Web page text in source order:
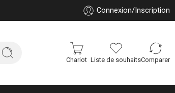
Connexion/Inscription
Chariot Liste de souhaitsComparer